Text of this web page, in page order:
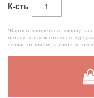
К-сть
*Вартість конкретного виробу
металу, а також поточного курсу
особистої знижки, а також